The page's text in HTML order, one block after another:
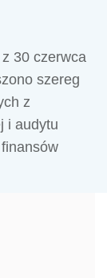
30 czerwca
szereg
z
i audytu